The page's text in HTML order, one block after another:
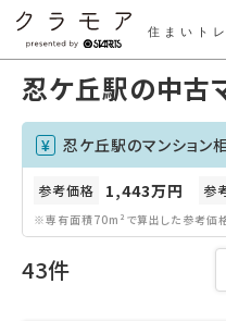
住まいト
忍ケ丘駅の中古
忍ケ丘駅のマンション
参考価格 1,443万円 参
※専有面積70m²で算出した参考価
43件